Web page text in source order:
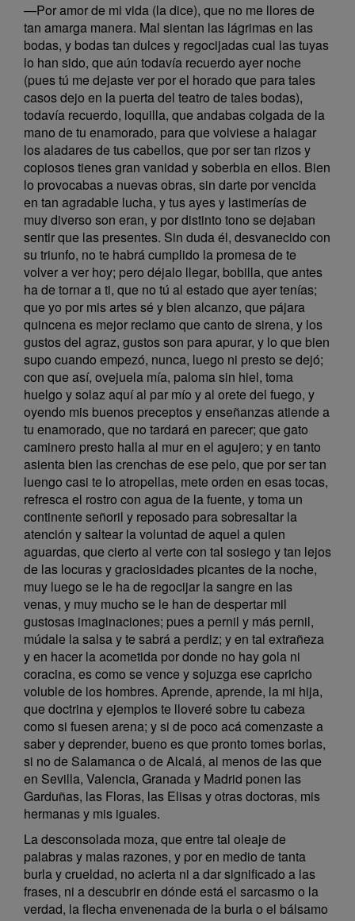
—Por amor de mi vida (la dice), que no me llores de
tan amarga manera. Mal sientan las lágrimas en las
bodas, y bodas tan dulces y regocijadas cual las tuyas
lo han sido, que aún todavía recuerdo ayer noche
(pues tú me dejaste ver por el horado que para tales
casos dejo en la puerta del teatro de tales bodas),
todavía recuerdo, loquilla, que andabas colgada de la
mano de tu enamorado, para que volviese a halagar
los aladares de tus cabellos, que por ser tan rizos y
copiosos tienes gran vanidad y soberbia en ellos. Bien
lo provocabas a nuevas obras, sin darte por vencida
en tan agradable lucha, y tus ayes y lastimerías de
muy diverso son eran, y por distinto tono se dejaban
sentir que las presentes. Sin duda él, desvanecido con
su triunfo, no te habrá cumplido la promesa de te
volver a ver hoy; pero déjalo llegar, bobilla, que antes
ha de tornar a ti, que no tú al estado que ayer tenías;
que yo por mis artes sé y bien alcanzo, que pájara
quincena es mejor reclamo que canto de sirena, y los
gustos del agraz, gustos son para apurar, y lo que bien
supo cuando empezó, nunca, luego ni presto se dejó;
con que así, ovejuela mía, paloma sin hiel, toma
huelgo y solaz aquí al par mío y al orete del fuego, y
oyendo mis buenos preceptos y enseñanzas atiende a
tu enamorado, que no tardará en parecer; que gato
caminero presto halla al mur en el agujero; y en tanto
asienta bien las crenchas de ese pelo, que por ser tan
luengo casi te lo atropellas, mete orden en esas tocas,
refresca el rostro con agua de la fuente, y toma un
continente señoril y reposado para sobresaltar la
atención y saltear la voluntad de aquel a quien
aguardas, que cierto al verte con tal sosiego y tan lejos
de las locuras y graciosidades picantes de la noche,
muy luego se le ha de regocijar la sangre en las
venas, y muy mucho se le han de despertar mil
gustosas imaginaciones; pues a pernil y más pernil,
múdale la salsa y te sabrá a perdiz; y en tal extrañeza
y en hacer la acometida por donde no hay gola ni
coracina, es como se vence y sojuzga ese capricho
voluble de los hombres. Aprende, aprende, la mi hija,
que doctrina y ejemplos te lloveré sobre tu cabeza
como si fuesen arena; y si de poco acá comenzaste a
saber y deprender, bueno es que pronto tomes borlas,
si no de Salamanca o de Alcalá, al menos de las que
en Sevilla, Valencia, Granada y Madrid ponen las
Garduñas, las Floras, las Elisas y otras doctoras, mis
hermanas y mis iguales.
La desconsolada moza, que entre tal oleaje de
palabras y malas razones, y por en medio de tanta
burla y crueldad, no acierta ni a dar significado a las
frases, ni a descubrir en dónde está el sarcasmo o la
verdad, la flecha envenenada de la burla o el bálsamo